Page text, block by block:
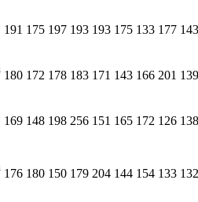
191 175 197 193 193 175 133 177
180 172 178 183 171 143 166 201
169 148 198 256 151 165 172 126
176 180 150 179 204 144 154 133